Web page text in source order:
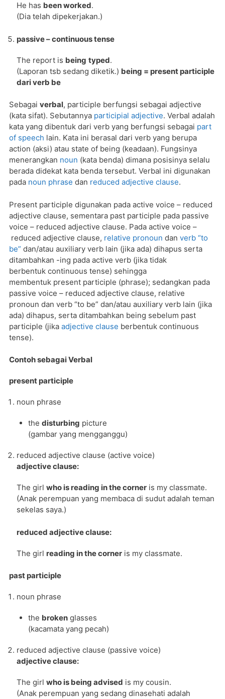
He has been worked.
(Dia telah dipekerjakan.)
passive – continuous tense
The report is being typed.
(Laporan tsb sedang diketik.) being = present participle
dari verb be
Sebagai verbal, participle berfungsi sebagai adjective
(kata sifat). Sebutannya participial adjective. Verbal adalah
kata yang dibentuk dari verb yang berfungsi sebagai part
of speech lain. Kata ini berasal dari verb yang berupa
action (aksi) atau state of being (keadaan). Fungsinya
menerangkan noun (kata benda) dimana posisinya selalu
berada didekat kata benda tersebut. Verbal ini digunakan
pada noun phrase dan reduced adjective clause.
Present participle digunakan pada active voice – reduced
adjective clause, sementara past participle pada passive
voice – reduced adjective clause. Pada active voice –
reduced adjective clause, relative pronoun dan verb “to
be” dan/atau auxiliary verb lain (jika ada) dihapus serta
ditambahkan -ing pada active verb (jika tidak
berbentuk continuous tense) sehingga
membentuk present participle (phrase); sedangkan pada
passive voice – reduced adjective clause, relative
pronoun dan verb “to be” dan/atau auxiliary verb lain (jika
ada) dihapus, serta ditambahkan being sebelum past
participle (jika adjective clause berbentuk continuous
tense).
Contoh sebagai Verbal
present participle
noun phrase
the disturbing picture
(gambar yang mengganggu)
reduced adjective clause (active voice)
adjective clause:
The girl who is reading in the corner is my classmate.
(Anak perempuan yang membaca di sudut adalah teman
sekelas saya.)
reduced adjective clause:
The girl reading in the corner is my classmate.
past participle
noun phrase
the brokenglasses
(kacamata yang pecah)
reduced adjective clause (passive voice)
adjective clause:
The girl who is being advised is my cousin.
(Anak perempuan yang sedang dinasehati adalah